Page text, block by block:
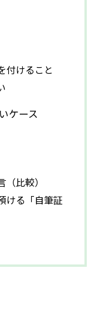
付けること
ケース
比較）
ける「自筆証